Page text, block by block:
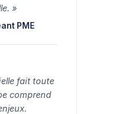
»
PME
fait toute
comprend